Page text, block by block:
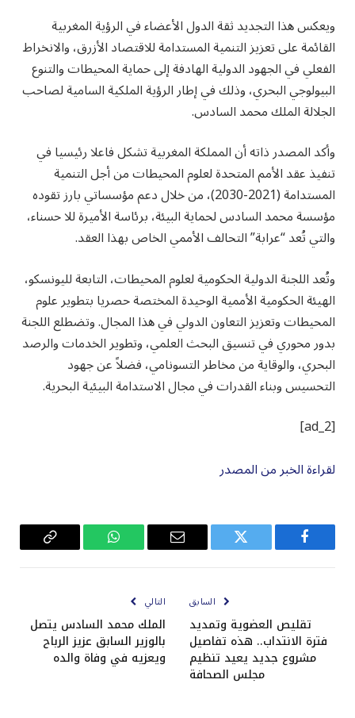
ويعكس هذا التجديد ثقة الدول الأعضاء في الرؤية المغربية
القائمة على تعزيز التنمية المستدامة للاقتصاد الأزرق، والانخراط
الفعلي في الجهود الدولية الهادفة إلى حماية المحيطات والتنوع
البيولوجي البحري، وذلك في إطار الرؤية الملكية السامية لصاحب
الجلالة الملك محمد السادس.
وأكد المصدر ذاته أن المملكة المغربية تشكل فاعلا رئيسيا في
تنفيذ عقد الأمم المتحدة لعلوم المحيطات من أجل التنمية
المستدامة (2021-2030)، من خلال دعم مؤسساتي بارز تقوده
مؤسسة محمد السادس لحماية البيئة، برئاسة الأميرة للا حسناء،
والتي تُعد “عرابة” التحالف الأممي الخاص بهذا العقد.
وتُعد اللجنة الدولية الحكومية لعلوم المحيطات، التابعة لليونسكو،
الهيئة الحكومية الأممية الوحيدة المختصة حصريا بتطوير علوم
المحيطات وتعزيز التعاون الدولي في هذا المجال. وتضطلع اللجنة
بدور محوري في تنسيق البحث العلمي، وتطوير الخدمات والرصد
البحري، والوقاية من مخاطر التسونامي، فضلاً عن جهود
التحسيس وبناء القدرات في مجال الاستدامة البيئية البحرية.
[ad_2]
لقراءة الخبر من المصدر
فيسبوك تويتر
البريد
واتساب
Copy
السابق
تقليص العضوية وتمديد
فترة الانتداب.. هذه تفاصيل
مشروع جديد يعيد تنظيم
مجلس الصحافة
التالي
الملك محمد السادس يتصل
بالوزير السابق عزيز الرباح
ويعزيه في وفاة والده